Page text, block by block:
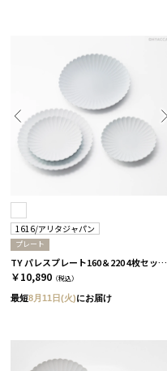
1616/アリタジャパン
プレート
TY パレスプレート160＆220 4枚セット［1616/アリタジャパン］
￥10,890 （税込）
最短8月11日(火)にお届け